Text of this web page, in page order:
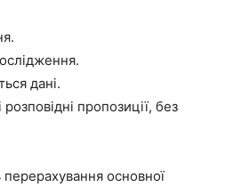
дані.
пропозиції, без
основної